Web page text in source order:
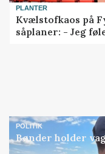
PLANTER
Kvælstofkaos på
såplaner: - Jeg
POLITIK
Bønder holder